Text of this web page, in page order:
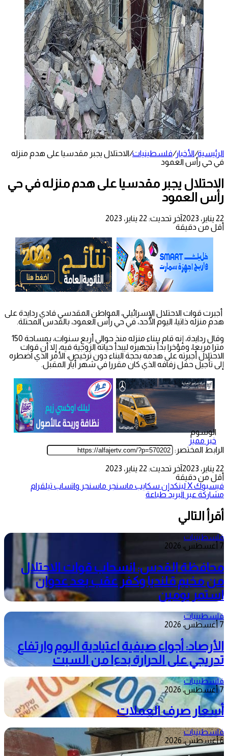
الرئيسية/الأخبار/فلسطينيات/الاحتلال يجبر مقدسيا على هدم منزله
في حي رأس العمود
الاحتلال يجبر مقدسيا على هدم منزله في حي
رأس العمود
22 يناير، 2023
آخر تحديث: 22 يناير، 2023
أقل من دقيقة
أجبرت قوات الاحتلال الإسرائيلي، المواطن المقدسي فادي ردايدة على
هدم منزله ذاتيا، اليوم الأحد، في حي رأس العمود، بالقدس المحتلة.
وقال ردايدة، إنه قام ببناء منزله منذ حوالي أربع سنوات، بمساحة 150
مترا مربعا، ومؤخرا بدأ بتجهيزه ليبدأ حياته الزوجية فيه، إلا أن قوات
الاحتلال أجبرته على هدمه بحجة البناء دون ترخيص، الأمر الذي اضطره
إلى تأجيل حفل زفافه الذي كان مقررا في شهر أيار المقبل.
الوسوم
خبر مميز
الرابط المختصر:
22 يناير، 2023
آخر تحديث: 22 يناير، 2023
أقل من دقيقة
فيسبوك‫Xلينكدإن سكايب ماسنجر ماسنجر واتساب تيلقرام
مشاركة عبر البريد طباعة
أقرأ التالي
فلسطينيات
7 أغسطس، 2026
محافظة القدس: انسحاب قوات الاحتلال
من مخيم قلنديا وكفر عقب بعد عدوان
استمر يومين
فلسطينيات
7 أغسطس، 2026
الأرصاد: أجواء صيفية اعتيادية اليوم وارتفاع
تدريجي على الحرارة بدءا من السبت
فلسطينيات
7 أغسطس، 2026
أسعار صرف العملات
فلسطينيات
6 أغسطس، 2026